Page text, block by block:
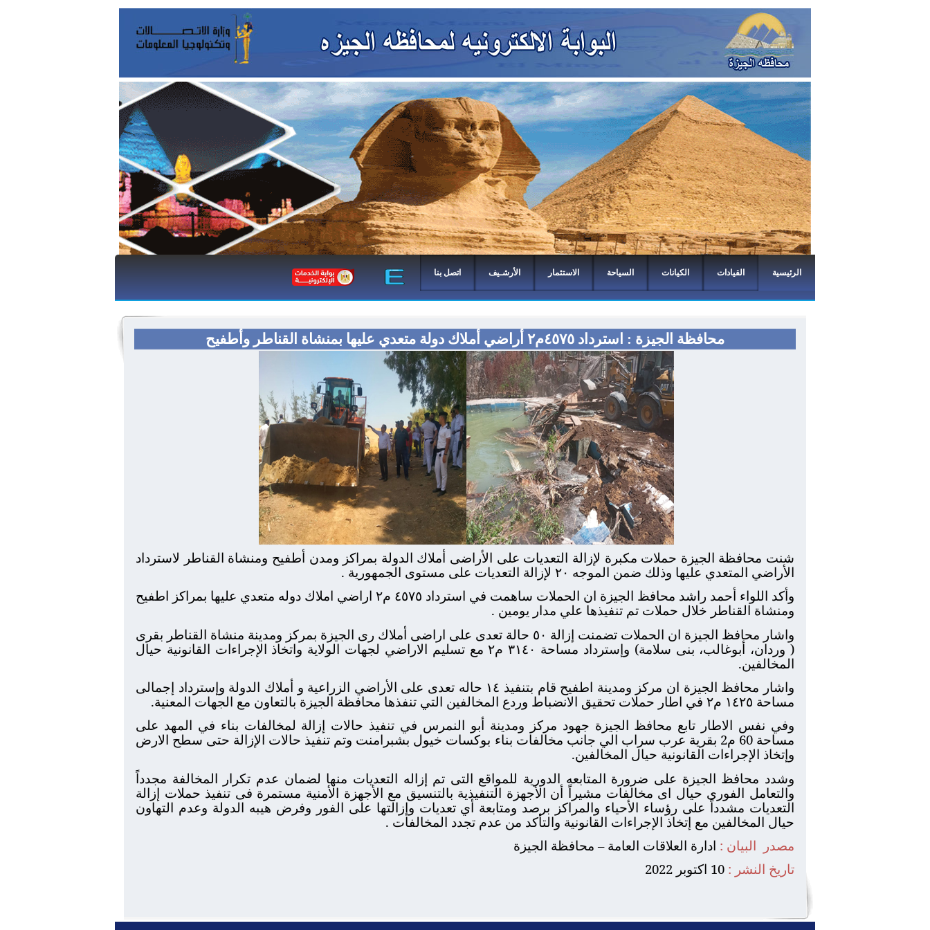
الرئيسية القيادات الكيانات السياحة الاستثمار الأرشـيف اتصل بنا
محافظة الجيزة : استرداد ٤٥٧٥م٢ أراضي أملاك دولة متعدي عليها بمنشاة القناطر وأطفيح
شنت محافظة الجيزة حملات مكبرة لإزالة التعديات على الأراضى أملاك الدولة بمراكز ومدن أطفيح ومنشاة القناطر لاسترداد
الأراضي المتعدي عليها وذلك ضمن الموجه ٢٠ لإزالة التعديات على مستوى الجمهورية .
وأكد اللواء أحمد راشد محافظ الجيزة ان الحملات ساهمت في استرداد ٤٥٧٥ م٢ اراضي املاك دوله متعدي عليها بمراكز اطفيح
ومنشاة القناطر خلال حملات تم تنفيذها علي مدار يومين .
واشار محافظ الجيزة ان الحملات تضمنت إزالة ٥٠ حالة تعدى على اراضى أملاك رى الجيزة بمركز ومدينة منشاة القناطر بقرى
( وردان، أبوغالب، بنى سلامة) وإسترداد مساحة ٣١٤٠ م٢ مع تسليم الاراضي لجهات الولاية واتخاذ الإجراءات القانونية حيال
المخالفين.
واشار محافظ الجيزة ان مركز ومدينة اطفيح قام بتنفيذ ١٤ حاله تعدى على الأراضي الزراعية و أملاك الدولة وإسترداد إجمالى
مساحة ١٤٢٥ م٢ في اطار حملات تحقيق الانضباط وردع المخالفين التي تنفذها محافظة الجيزة بالتعاون مع الجهات المعنية.
وفي نفس الاطار تابع محافظ الجيزة جهود مركز ومدينة أبو النمرس في تنفيذ حالات إزالة لمخالفات بناء في المهد على
مساحة 60 م2 بقرية عرب سراب الي جانب مخالفات بناء بوكسات خيول بشبرامنت وتم تنفيذ حالات الإزالة حتى سطح الارض
وإتخاذ الإجراءات القانونية حيال المخالفين.
وشدد محافظ الجيزة على ضرورة المتابعه الدورية للمواقع التى تم إزاله التعديات منها لضمان عدم تكرار المخالفة مجدداً
والتعامل الفورى حيال اى مخالفات مشيراً أن الأجهزة التنفيذية بالتنسيق مع الأجهزة الأمنية مستمرة فى تنفيذ حملات إزالة
التعديات مشدداً على رؤساء الأحياء والمراكز برصد ومتابعة أي تعديات وإزالتها على الفور وفرض هيبه الدولة وعدم التهاون
حيال المخالفين مع إتخاذ الإجراءات القانونية والتأكد من عدم تجدد المخالفات .
مصدر
البيان : ادارة العلاقات العامة – محافظة الجيزة
تاريخ النشر : 10 اكتوبر 2022